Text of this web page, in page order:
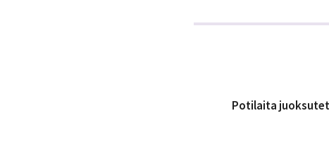
Potilaita